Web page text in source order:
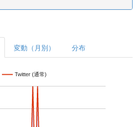
変動（月別） 分布
Twitter (通常)